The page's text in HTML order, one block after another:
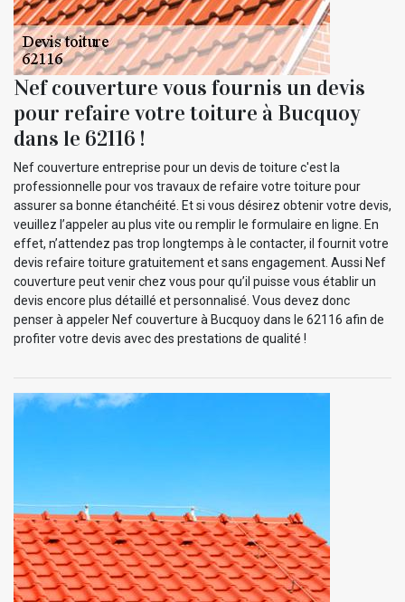
Nef couverture vous fournis un devis
pour refaire votre toiture à Bucquoy
dans le 62116 !
Nef couverture entreprise pour un devis de toiture c'est la
professionnelle pour vos travaux de refaire votre toiture pour
assurer sa bonne étanchéité. Et si vous désirez obtenir votre devis,
veuillez l’appeler au plus vite ou remplir le formulaire en ligne. En
effet, n’attendez pas trop longtemps à le contacter, il fournit votre
devis refaire toiture gratuitement et sans engagement. Aussi Nef
couverture peut venir chez vous pour qu’il puisse vous établir un
devis encore plus détaillé et personnalisé. Vous devez donc
penser à appeler Nef couverture à Bucquoy dans le 62116 afin de
profiter votre devis avec des prestations de qualité !